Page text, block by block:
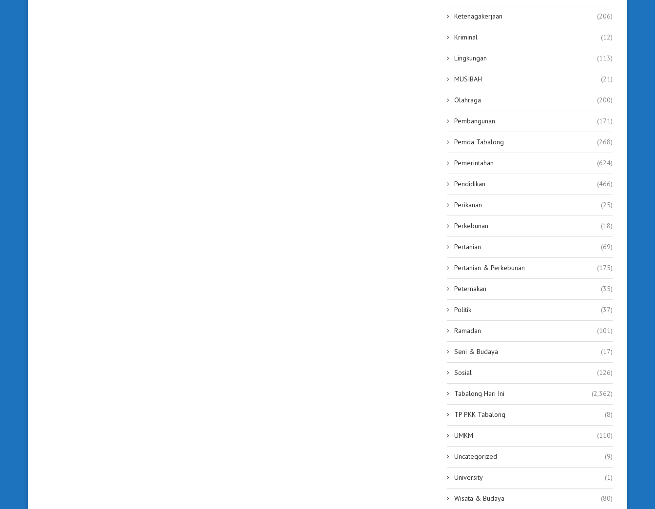
Ketenagakerjaan (206)
Kriminal (12)
Lingkungan (113)
MUSIBAH (21)
Olahraga (200)
Pembangunan (171)
Pemda Tabalong (268)
Pemerintahan (624)
Pendidikan (466)
Perikanan (25)
Perkebunan (18)
Pertanian (69)
Pertanian & Perkebunan (175)
Peternakan (35)
Politik (37)
Ramadan (101)
Seni & Budaya (17)
Sosial (126)
Tabalong Hari Ini (2,362)
TP PKK Tabalong (8)
UMKM (110)
Uncategorized (9)
University (1)
Wisata & Budaya (80)